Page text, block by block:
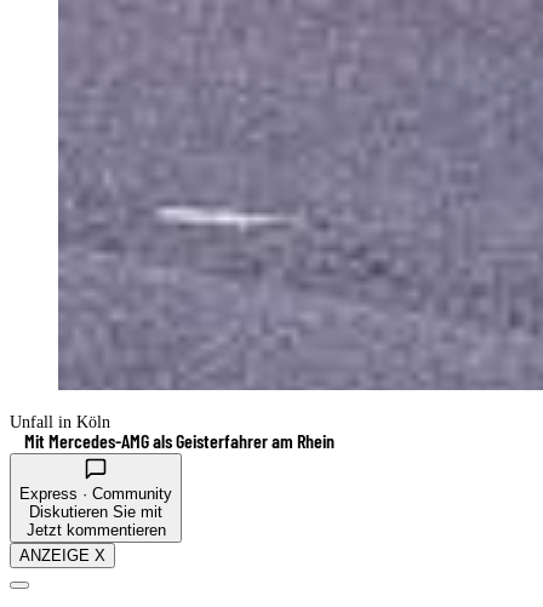
Unfall in Köln
Mit Mercedes-AMG als Geisterfahrer am Rhein
Express · Community
Diskutieren Sie mit
Jetzt kommentieren
ANZEIGE X